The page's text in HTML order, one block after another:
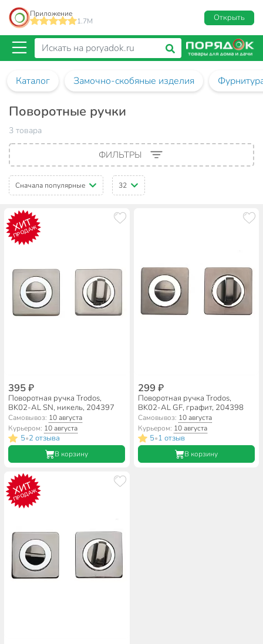
Приложение
1.7M
Открыть
Каталог Замочно-скобяные изделия
Поворотные ручки
3 товара
ФИЛЬТРЫ
Сначала популярные 32
ХИТ
ПРОДАЖ
395 ₽
Поворотная ручка Trodos,
BK02-AL SN, никель, 204397
Самовывоз: 10 августа
Курьером: 10 августа
5•2 отзыва
В корзину
299 ₽
Поворотная ручка Trodos,
BK02-AL GF, графит, 204398
Самовывоз: 10 августа
Курьером: 10 августа
5•1 отзыв
В корзину
ХИТ
ПРОДАЖ